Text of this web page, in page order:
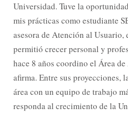
Universidad. Tuve la
mis prácticas como estudiante
asesora de Atención al Usuario,
permitió crecer personal y
hace 8 años coordino el Área
afirma. Entre sus proyecciones,
área con un equipo de trabajo
responda al crecimiento de la